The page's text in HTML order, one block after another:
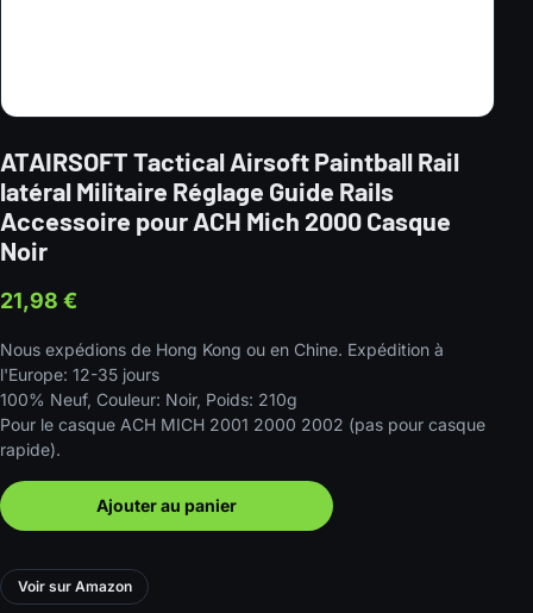
ATAIRSOFT Tactical Airsoft Paintball Rail
latéral Militaire Réglage Guide Rails
Accessoire pour ACH Mich 2000 Casque
Noir
21,98 €
Nous expédions de Hong Kong ou en Chine. Expédition à
l'Europe: 12-35 jours
100% Neuf, Couleur: Noir, Poids: 210g
Pour le casque ACH MICH 2001 2000 2002 (pas pour casque
rapide).
Ajouter au panier
Voir sur Amazon